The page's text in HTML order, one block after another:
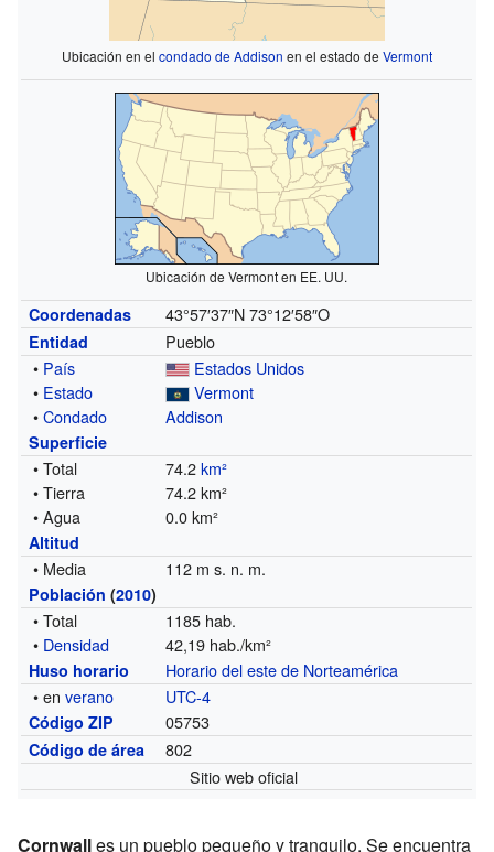
Ubicación en el condado de Addison en el estado de Vermont
Ubicación de Vermont en EE. UU.
Coordenadas 43°57′37″N 73°12′58″O
Entidad
Pueblo
• País
Estados Unidos
• Estado
Vermont
•Condado Addison
Superficie
• Total 74.2km²
• Tierra
74.2 km²
• Agua
0.0 km²
Altitud
• Media 112 m s. n. m.
Población (2010)
• Total
1185 hab.
• Densidad 42,19 hab./km²
Huso horario
Horario del este de Norteamérica
• enverano UTC-4
Código ZIP 05753
Código de área
802
Sitio web oficial
Cornwalles un pueblo pequeño y tranquilo. Se encuentra